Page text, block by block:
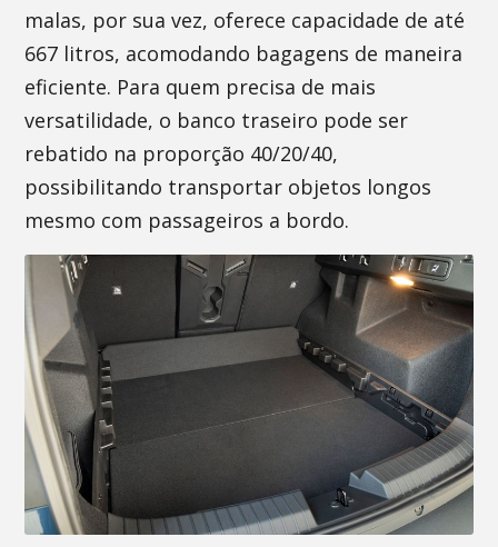
malas, por sua vez, oferece capacidade de até
667 litros, acomodando bagagens de maneira
eficiente. Para quem precisa de mais
versatilidade, o banco traseiro pode ser
rebatido na proporção 40/20/40,
possibilitando transportar objetos longos
mesmo com passageiros a bordo.